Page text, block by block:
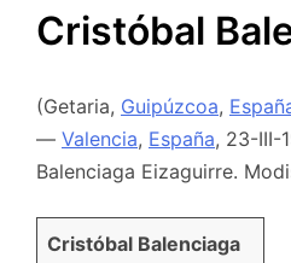
Cristóbal
(Getaria, Guipúzcoa,
— Valencia, España, 23-III-
Balenciaga Eizaguirre.
Cristóbal Balenciaga